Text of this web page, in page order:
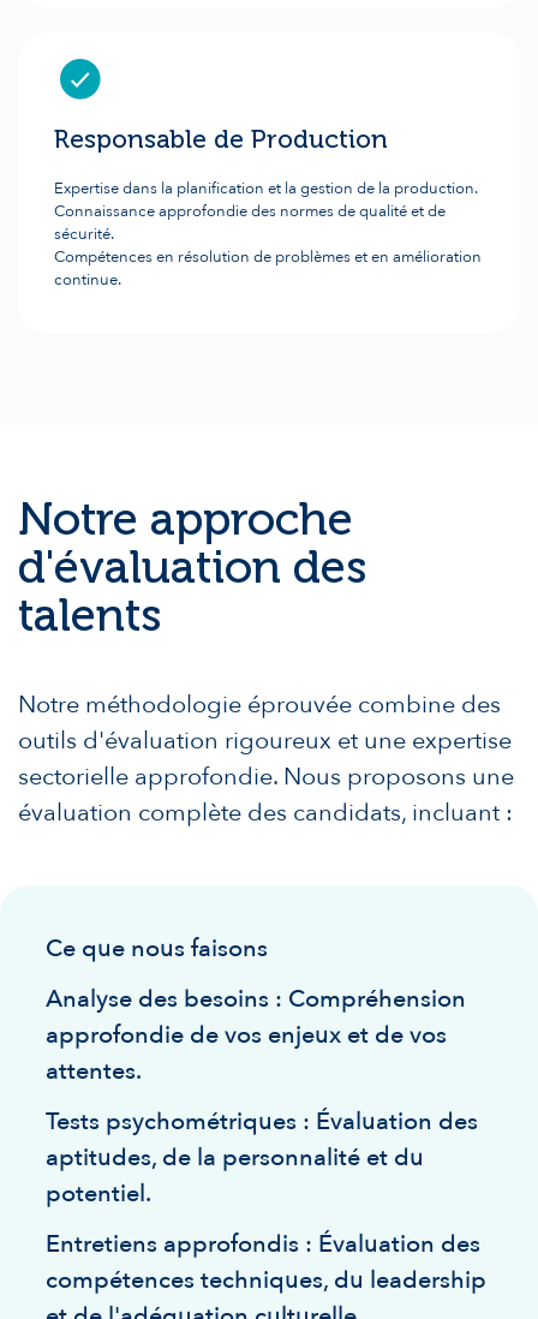
Responsable de Production
Expertise dans la planification et la gestion de la production.
Connaissance approfondie des normes de qualité et de
sécurité.
Compétences en résolution de problèmes et en amélioration
continue.
Notre approche
d'évaluation des
talents
Notre méthodologie éprouvée combine des
outils d'évaluation rigoureux et une expertise
sectorielle approfondie. Nous proposons une
évaluation complète des candidats, incluant :
Ce que nous faisons
Analyse des besoins : Compréhension
approfondie de vos enjeux et de vos
attentes.
Tests psychométriques : Évaluation des
aptitudes, de la personnalité et du
potentiel.
Entretiens approfondis : Évaluation des
compétences techniques, du leadership